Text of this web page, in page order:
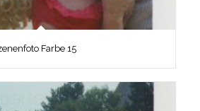
Farbe 15